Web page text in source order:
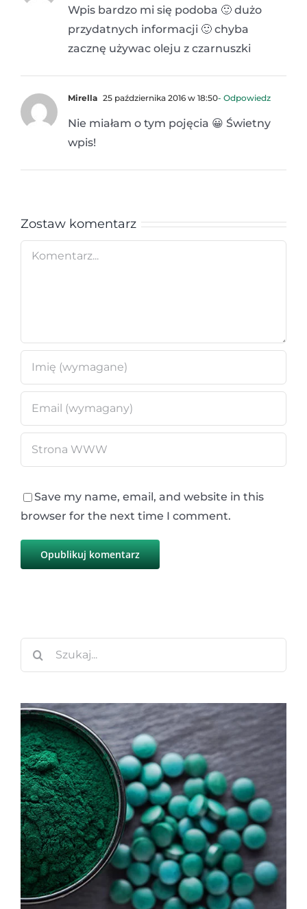
Wpis bardzo mi się podoba 🙂 dużo
przydatnych informacji 🙂 chyba
zacznę używac oleju z czarnuszki
Mirella 25 października 2016 w 18:50- Odpowiedz
Nie miałam o tym pojęcia 😀 Świetny
wpis!
Zostaw komentarz
Save my name, email, and website in this
browser for the next time I comment.